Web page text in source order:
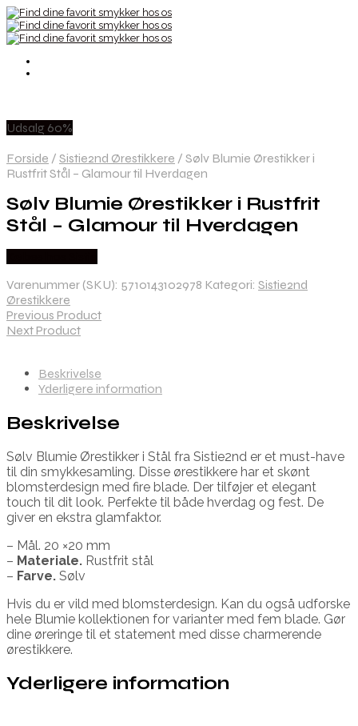
Udsalg 60%
Forside / Sistie2nd Ørestikkere / Sølv Blumie Ørestikker i
Rustfrit Stål – Glamour til Hverdagen
Sølv Blumie Ørestikker i Rustfrit
Stål – Glamour til Hverdagen
Varenummer (SKU): 5710143102978 Kategori: Sistie2nd
Ørestikkere
Previous Product
Next Product
Beskrivelse
Yderligere information
Beskrivelse
Sølv Blumie Ørestikker i Stål fra Sistie2nd er et must-have
til din smykkesamling. Disse ørestikkere har et skønt
blomsterdesign med fire blade. Der tilføjer et elegant
touch til dit look. Perfekte til både hverdag og fest. De
giver en ekstra glamfaktor.
– Mål. 20 ×20 mm
– Materiale. Rustfrit stål
– Farve. Sølv
Hvis du er vild med blomsterdesign. Kan du også udforske
hele Blumie kollektionen for varianter med fem blade. Gør
dine øreringe til et statement med disse charmerende
ørestikkere.
Yderligere information